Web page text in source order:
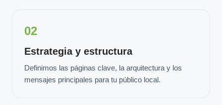
02
Estrategia y estructura
Definimos las páginas clave, la arquitectura y los
mensajes principales para tu público local.